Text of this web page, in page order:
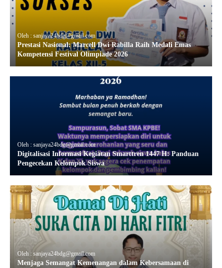
Oleh : sanjaya24bdg@gmail.com
Prestasi Nasional: Marcell Dwi Rabilla Raih Medali Emas
Kompetensi Festival Olimpiade 2026
Oleh : sanjaya24bdg@gmail.com
Digitalisasi Informasi Kegiatan Smarttren 1447 H: Panduan
Pengecekan Kelompok Siswa
Oleh : sanjaya24bdg@gmail.com
Menjaga Semangat Kemenangan dalam Kebersamaan di